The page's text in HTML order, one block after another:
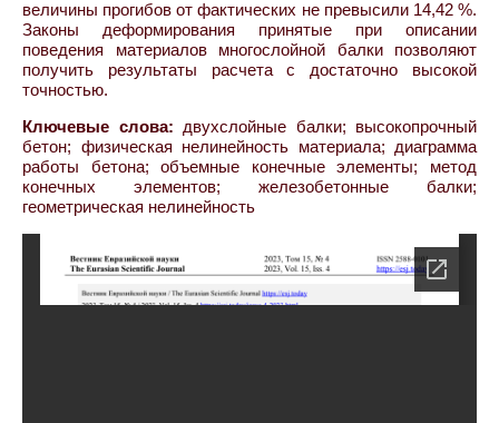
величины прогибов от фактических не превысили 14,42 %.
Законы деформирования принятые при описании
поведения материалов многослойной балки позволяют
получить результаты расчета с достаточно высокой
точностью.
Ключевые слова: двухслойные балки; высокопрочный
бетон; физическая нелинейность материала; диаграмма
работы бетона; объемные конечные элементы; метод
конечных элементов; железобетонные балки;
геометрическая нелинейность